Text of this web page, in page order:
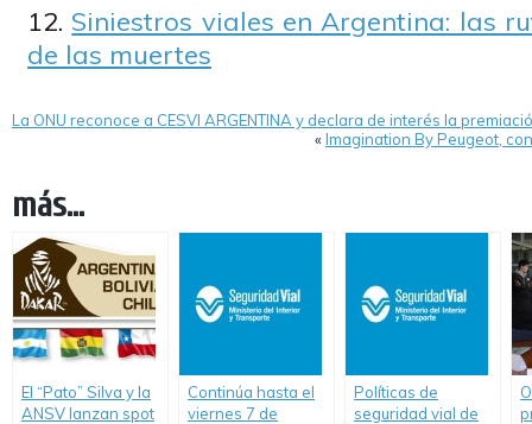
Siniestros viales en Argentina: las
de las muertes
La ONU reconoce a CESVI ARGENTINA y declara de interés la
«Imagination By Peugeot,
más...
El “Pato” Silva y la
ANSV lanzan spot
Continúa hasta el
viernes 7 de
Políticas de
seguridad vial de